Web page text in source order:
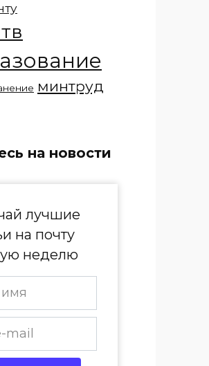
минтруд
на новости
лучшие
на почту
неделю